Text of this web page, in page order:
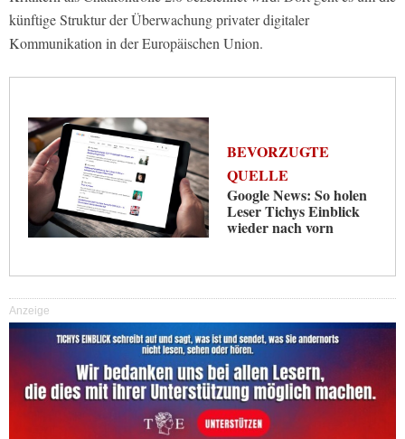
künftige Struktur der Überwachung privater digitaler
Kommunikation in der Europäischen Union.
BEVORZUGTE
QUELLE
Google News: So holen
Leser Tichys Einblick
wieder nach vorn
Anzeige